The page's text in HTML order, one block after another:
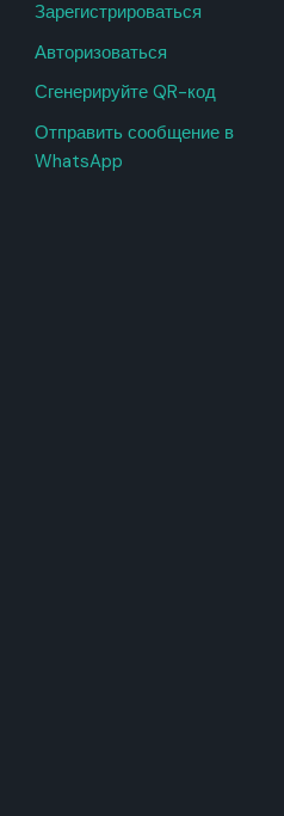
Зарегистрироваться
Авторизоваться
Сгенерируйте QR-код
Отправить сообщение в
WhatsApp